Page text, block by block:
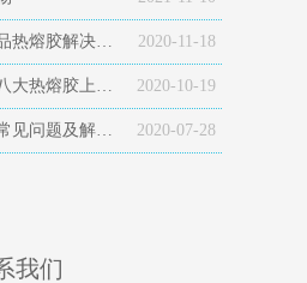
2020-11-18
家居用品热熔胶解决方案
2020-10-19
常见的八大热熔胶上胶方式，您知道几种？
2020-07-28
热熔胶常见问题及解决方法
我们